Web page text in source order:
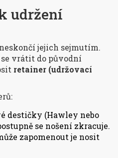
udržení
jejich sejmutím.
vrátit do původní
retainer (udržovací
destičky (Hawley nebo
se nošení zkracuje.
zapomenout je nosit